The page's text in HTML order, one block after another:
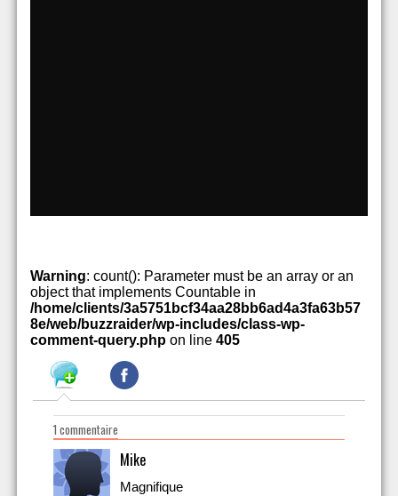
Warning: count(): Parameter must be an array or an
object that implements Countable in
/home/clients/3a5751bcf34aa28bb6ad4a3fa63b57
8e/web/buzzraider/wp-includes/class-wp-
comment-query.php on line 405
1 commentaire
Mike
Magnifique